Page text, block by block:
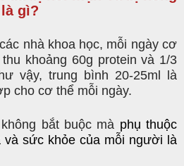
gì?
nhà khoa học, mỗi ngày cơ
khoảng 60g protein và 1/3
vậy, trung bình 20-25ml là
cho cơ thể mỗi ngày.
bắt buộc mà phụ thuộc
và sức khỏe của mỗi người là